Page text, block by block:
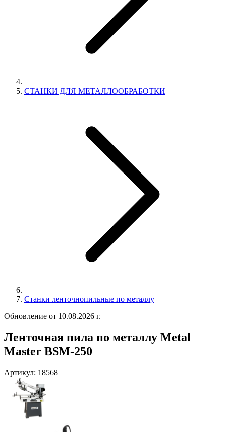
СТАНКИ ДЛЯ МЕТАЛЛООБРАБОТКИ
Станки ленточнопильные по металлу
Обновление от 10.08.2026 г.
Ленточная пила по металлу Metal
Master BSM-250
Артикул: 18568